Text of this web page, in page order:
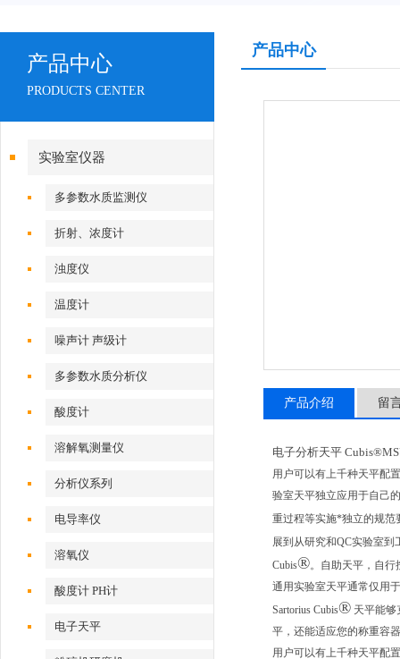
产品中心
PRODUCTS CENTER
实验室仪器
多参数水质监测仪
折射、浓度计
浊度仪
温度计
噪声计 声级计
多参数水质分析仪
酸度计
溶解氧测量仪
分析仪系列
电导率仪
溶氧仪
酸度计 PH计
电子天平
产品中心
产品介绍 留
电子分析天平
用户可以有上千种天平配
验室天平独立应用于自己
重过程等实施*独立的规范
展到从研究和QC实验室到
Cubis®。自助天平，自
通用实验室天平通常仅用
Sartorius Cubis® 天平能够
平，还能适应您的称重容
用户可以有上千种天平配